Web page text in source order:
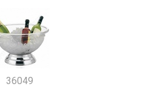
36049